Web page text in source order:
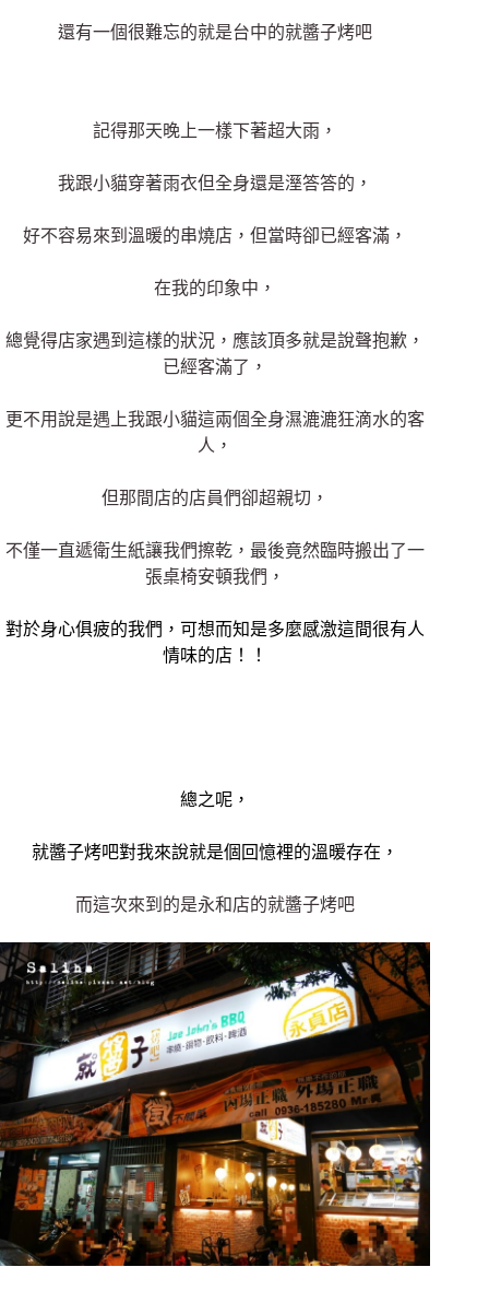
還有一個很難忘的就是台中的就醬子烤吧
記得那天晚上一樣下著超大雨，
我跟小貓穿著雨衣但全身還是溼答答的，
好不容易來到溫暖的串燒店，但當時卻已經客滿，
在我的印象中，
總覺得店家遇到這樣的狀況，應該頂多就是說聲抱歉，
已經客滿了，
更不用說是遇上我跟小貓這兩個全身濕漉漉狂滴水的客
人，
但那間店的店員們卻超親切，
不僅一直遞衛生紙讓我們擦乾，最後竟然臨時搬出了一
張桌椅安頓我們，
對於身心俱疲的我們，可想而知是多麼感激這間很有人
情味的店！！
總之呢，
就醬子烤吧對我來說就是個回憶裡的溫暖存在，
而這次來到的是永和店的就醬子烤吧